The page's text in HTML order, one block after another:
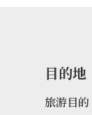
目的地
旅游目的